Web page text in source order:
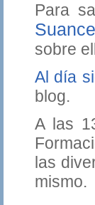
Para
sobre
Al día
blog.
A las
las
mismo.